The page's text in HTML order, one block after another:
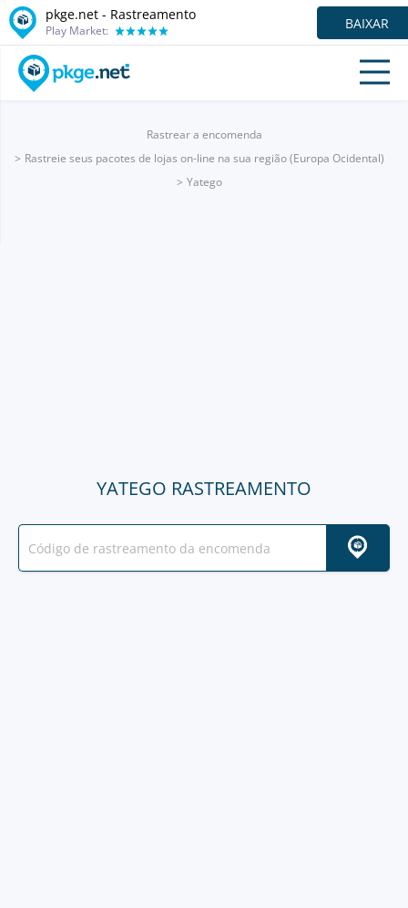
pkge.net - Rastreamento
Play Market: BAIXAR
Rastrear a encomenda
Rastreie seus pacotes de lojas on-line na sua região (Europa Ocidental)
Yatego
YATEGO RASTREAMENTO